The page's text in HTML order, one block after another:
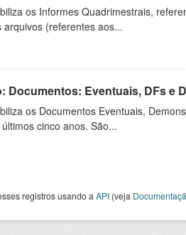
os Informes Quadrimestrais,
(referentes aos...
Documentos: Eventuais, DFs e
os Documentos Eventuais,
cinco anos. São...
registros usando a API(veja